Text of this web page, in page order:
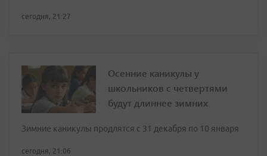
сегодня, 21:27
Осенние каникулы у
школьников с четвертями
будут длиннее зимних
Зимние каникулы продлятся с 31 декабря по 10 января
сегодня, 21:06